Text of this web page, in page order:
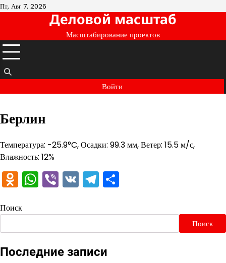
Перейти
Пт, Авг 7, 2026
Деловой масштаб
Масштабирование проектов
Войти
Берлин
Температура: -25.9°C, Осадки: 99.3 мм, Ветер: 15.5 м/с,
Влажность: 12%
Odnoklassniki
WhatsApp
Viber
VKTelegram
Поиск
Поиск
Последние записи